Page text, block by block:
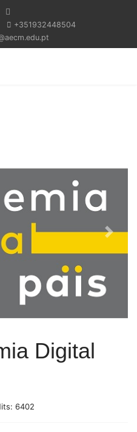
+351932448504
Next
Digital
6402